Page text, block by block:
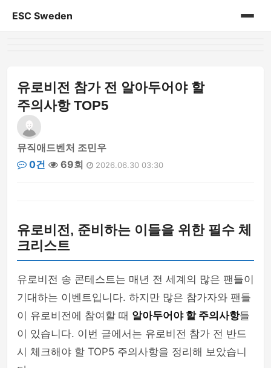
ESC Sweden
유로비전 참가 전 알아두어야 할
주의사항 TOP5
뮤직애드벤처 조민우
0건
69회 2026.06.30 03:30
유로비전, 준비하는 이들을 위한 필수 체
크리스트
유로비전 송 콘테스트는 매년 전 세계의 많은 팬들이
기대하는 이벤트입니다. 하지만 많은 참가자와 팬들
이 유로비전에 참여할 때 알아두어야 할 주의사항들
이 있습니다. 이번 글에서는 유로비전 참가 전 반드
시 체크해야 할 TOP5 주의사항을 정리해 보았습니